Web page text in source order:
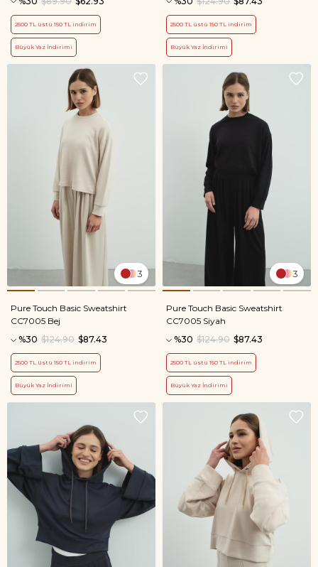
2500 TL üstü 150 TL indirim
Büyük Yaz İndirimi
2500 TL üstü 150 TL indirim
Büyük Yaz İndirimi
3
Pure Touch Basic Sweatshirt
CC7005 Bej
%30
$87.43
$124.90
2500 TL üstü 150 TL indirim
Büyük Yaz İndirimi
3
Pure Touch Basic Sweatshirt
CC7005 Siyah
%30
$87.43
$124.90
2500 TL üstü 150 TL indirim
Büyük Yaz İndirimi